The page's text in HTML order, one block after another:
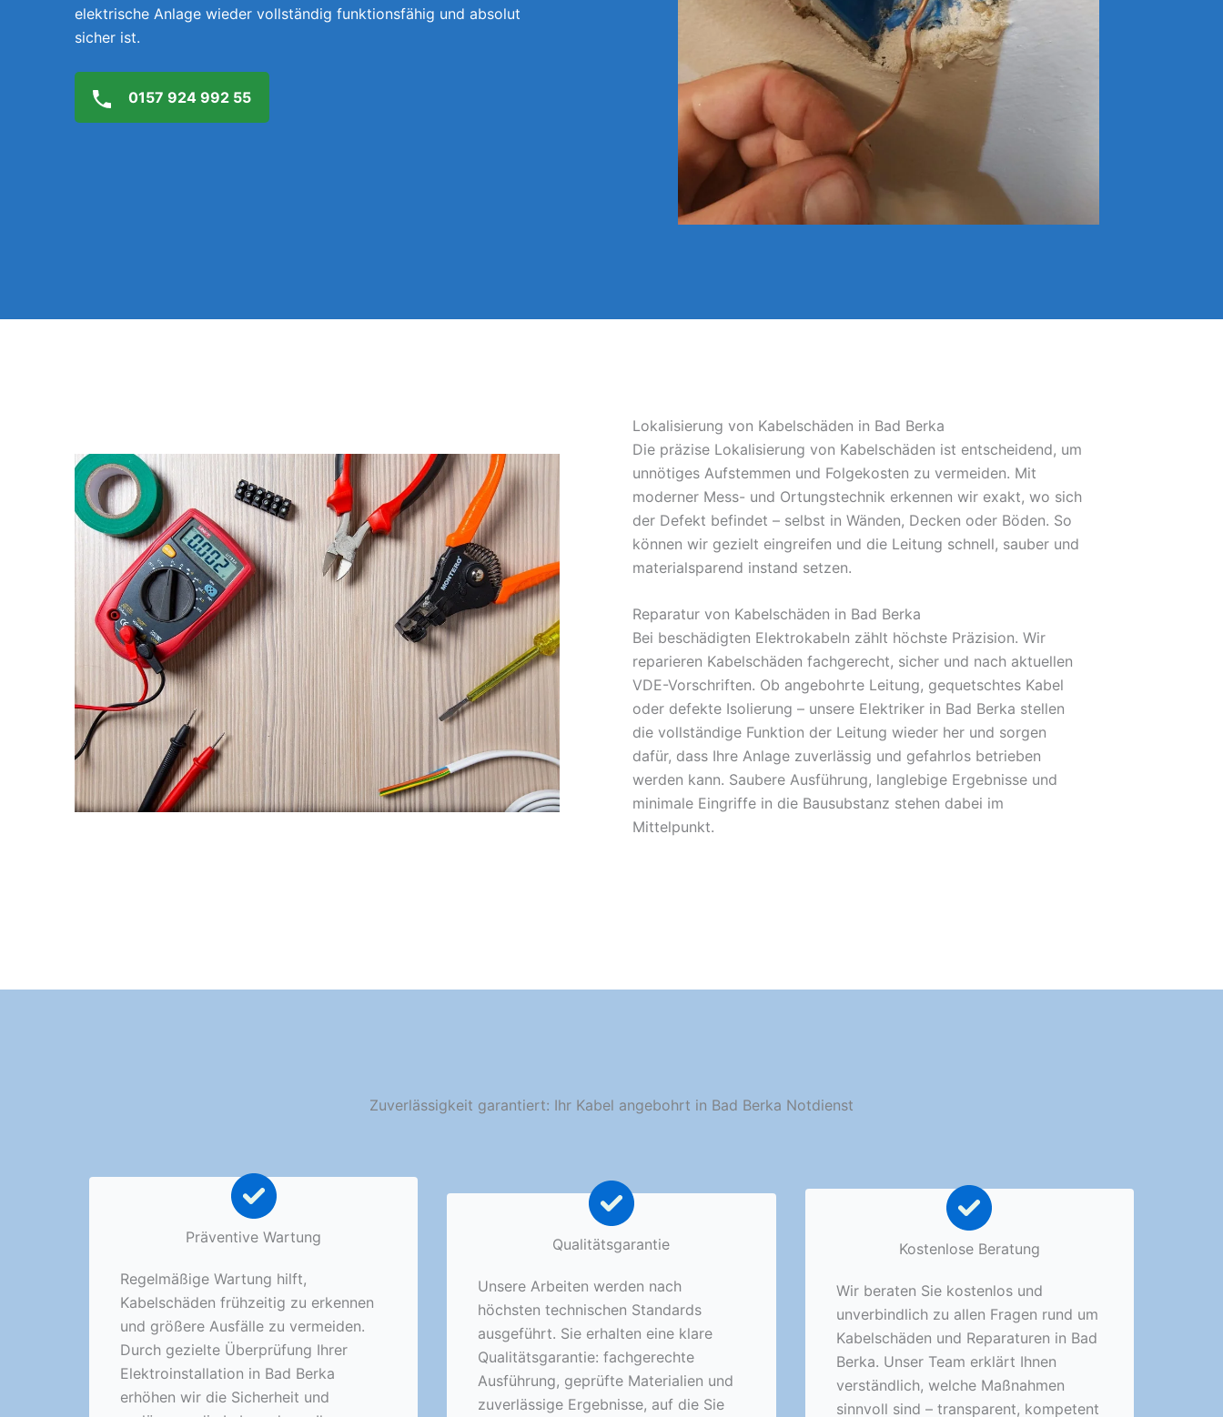
elektrische Anlage wieder vollständig funktionsfähig und absolut
sicher ist.
0157 924 992 55
Lokalisierung von Kabelschäden in Bad Berka
Die präzise Lokalisierung von Kabelschäden ist entscheidend, um
unnötiges Aufstemmen und Folgekosten zu vermeiden. Mit
moderner Mess- und Ortungstechnik erkennen wir exakt, wo sich
der Defekt befindet – selbst in Wänden, Decken oder Böden. So
können wir gezielt eingreifen und die Leitung schnell, sauber und
materialsparend instand setzen.
Reparatur von Kabelschäden in Bad Berka
Bei beschädigten Elektrokabeln zählt höchste Präzision. Wir
reparieren Kabelschäden fachgerecht, sicher und nach aktuellen
VDE-Vorschriften. Ob angebohrte Leitung, gequetschtes Kabel
oder defekte Isolierung – unsere Elektriker in Bad Berka stellen
die vollständige Funktion der Leitung wieder her und sorgen
dafür, dass Ihre Anlage zuverlässig und gefahrlos betrieben
werden kann. Saubere Ausführung, langlebige Ergebnisse und
minimale Eingriffe in die Bausubstanz stehen dabei im
Mittelpunkt.
Zuverlässigkeit garantiert: Ihr Kabel angebohrt in Bad Berka Notdienst
Präventive Wartung
Regelmäßige Wartung hilft,
Kabelschäden frühzeitig zu erkennen
und größere Ausfälle zu vermeiden.
Durch gezielte Überprüfung Ihrer
Elektroinstallation in Bad Berka
erhöhen wir die Sicherheit und
Qualitätsgarantie
Unsere Arbeiten werden nach
höchsten technischen Standards
ausgeführt. Sie erhalten eine klare
Qualitätsgarantie: fachgerechte
Ausführung, geprüfte Materialien und
zuverlässige Ergebnisse, auf die Sie
Kostenlose Beratung
Wir beraten Sie kostenlos und
unverbindlich zu allen Fragen rund um
Kabelschäden und Reparaturen in Bad
Berka. Unser Team erklärt Ihnen
verständlich, welche Maßnahmen
sinnvoll sind – transparent, kompetent